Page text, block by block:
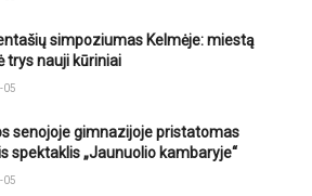
simpoziumas Kelmėje: miestą
trys nauji kūriniai
05
senojoje gimnazijoje pristatomas
spektaklis „Jaunuolio kambaryje“
05